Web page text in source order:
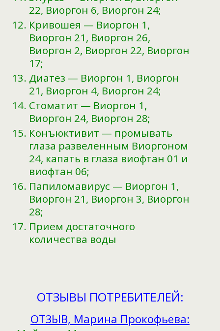
22, Виоргон 6, Виоргон 24;
Кривошея — Виоргон 1,
Виоргон 21, Виоргон 26,
Виоргон 2, Виоргон 22, Виоргон
17;
Диатез — Виоргон 1, Виоргон
21, Виоргон 4, Виоргон 24;
Стоматит — Виоргон 1,
Виоргон 24, Виоргон 28;
Конъюктивит — промывать
глаза развеленным Виоргоном
24, капать в глаза виофтан 01 и
виофтан 06;
Папиломавирус — Виоргон 1,
Виоргон 21, Виоргон 3, Виоргон
28;
Прием достаточного
количества воды
ОТЗЫВЫ ПОТРЕБИТЕЛЕЙ:
ОТЗЫВ, Марина Прокофьева: